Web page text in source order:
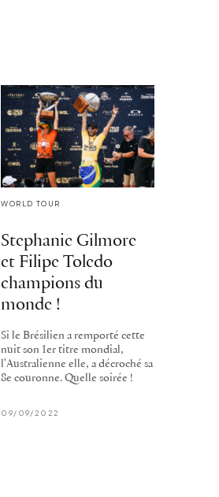
WORLD TOUR
Stephanie Gilmore
et Filipe Toledo
champions du
monde !
Si le Brésilien a remporté cette
nuit son 1er titre mondial,
l'Australienne elle, a décroché sa
8e couronne. Quelle soirée !
09/09/2022